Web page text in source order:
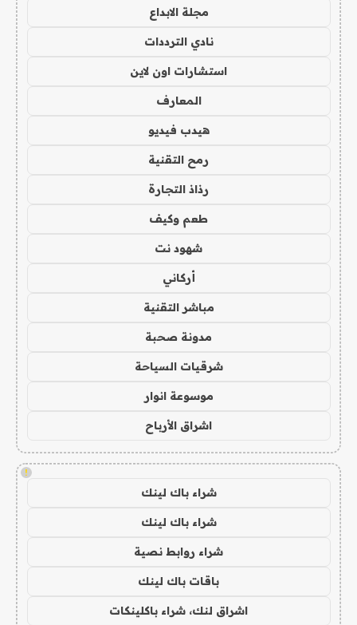
مجلة الابداع
نادي الترددات
استشارات اون لاين
المعارف
هيدب فيديو
رمح التقنية
رذاذ التجارة
طعم وكيف
شهود نت
أركاني
مباشر التقنية
مدونة صحبة
شرقيات السياحة
موسوعة انوار
اشراق الأرباح
!
شراء باك لينك
شراء باك لينك
شراء روابط نصية
باقات باك لينك
اشراق لنك، شراء باكلينكات